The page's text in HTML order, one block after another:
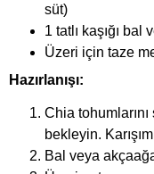
süt)
1 tatlı kaşığı
Üzeri için taze
Hazırlanışı:
Chia tohumlarını
bekleyin.
Bal veya